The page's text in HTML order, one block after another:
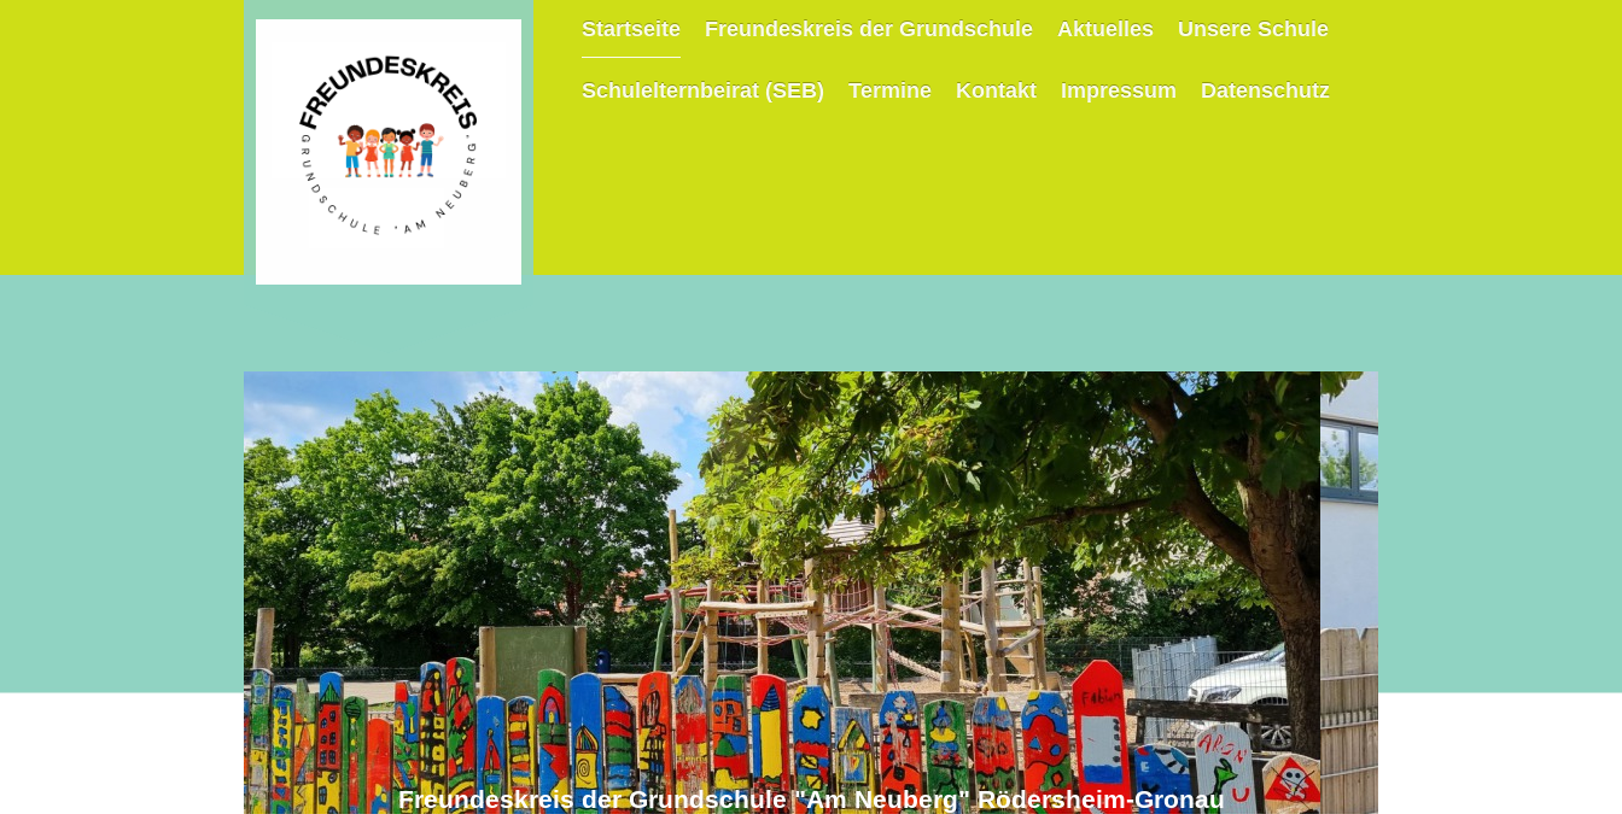
Startseite Freundeskreis der Grundschule Aktuelles Unsere Schule
Schulelternbeirat (SEB) Termine Kontakt Impressum Datenschutz
Freundeskreis der Grundschule "Am Neuberg" Rödersheim-Gronau